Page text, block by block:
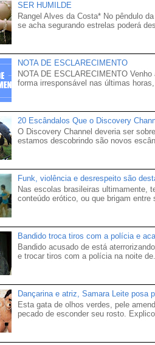
SER HUMILDE
Rangel Alves da Costa* No pêndulo
se acha segurando estrelas poderá
NOTA DE ESCLARECIMENTO
NOTA DE ESCLARECIMENTO
forma irresponsável nas últimas
20 Escândalos Que o Discovery
O Discovery Channel deveria ser
estamos descobrindo são novos
Funk, violência e desrespeito são
Nas escolas brasileiras ultimamente,
conteúdo erótico, ou que brigam entre
Bandido troca tiros com a polícia e
Bandido acusado de está
e trocar tiros com a polícia na noite
Dançarina e atriz, Samara Leite posa
Esta gata de olhos verdes, pele
pecado de esconder seu rosto.